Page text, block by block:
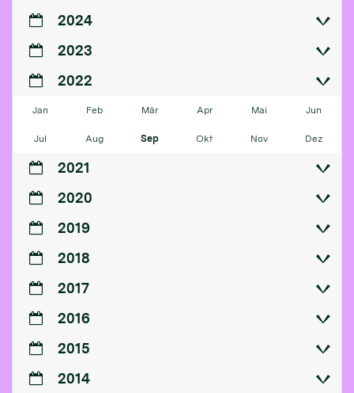
2024
2023
2022
Jan Feb Mär Apr Mai Jun
Jul Aug Sep Okt Nov Dez
2021
2020
2019
2018
2017
2016
2015
2014